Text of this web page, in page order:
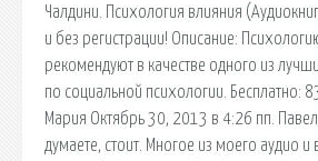
Чалдини. Психология влияния
и без регистрации! Описание:
рекомендуют в качестве одного из
по социальной психологии. Бесплатно:
Мария Октябрь 30, 2013 в 4:26 пп.
думаете, стоит. Многое из моего аудио